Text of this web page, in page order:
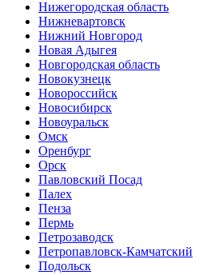
Нижегородская область
Нижневартовск
Нижний Новгород
Новая Адыгея
Новгородская область
Новокузнецк
Новороссийск
Новосибирск
Новоуральск
Омск
Оренбург
Орск
Павловский Посад
Палех
Пенза
Пермь
Петрозаводск
Петропавловск-Камчатский
Подольск